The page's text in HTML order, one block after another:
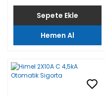
Sepete Ekle
Hemen Al